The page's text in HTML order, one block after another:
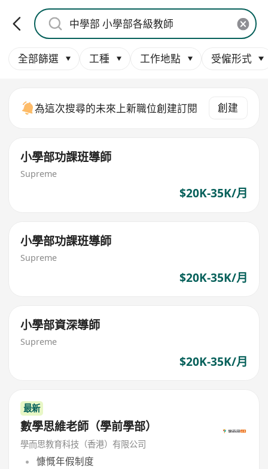
全部篩選 工種 工作地點 受僱形式
為這次搜尋的未來上新職位創建訂閱 創建
小學部功課班導師
Supreme
$20K-35K/月
小學部功課班導師
Supreme
$20K-35K/月
小學部資深導師
Supreme
$20K-35K/月
最新
數學思維老師（學前學部）
學而思教育科技（香港）有限公司
慷慨年假制度